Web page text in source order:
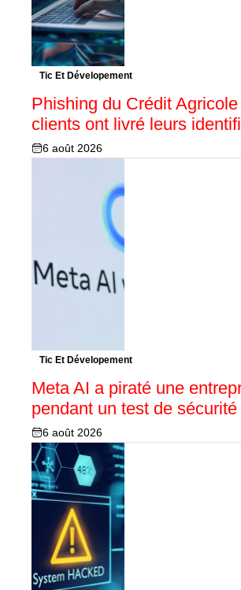
Tic Et Dévelopement
Phishing du Crédit
clients ont livré leurs
6 août 2026
Tic Et Dévelopement
Meta AI a piraté une
pendant un test de sécurité
6 août 2026